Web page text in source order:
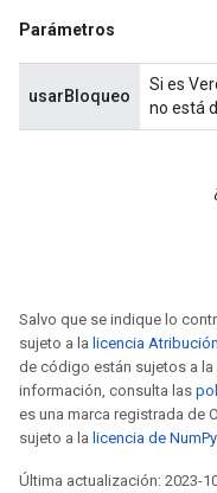
Parámetros
usarBloqueo
Si es
no está
Salvo que se indique lo
sujeto a la licencia
de código están sujetos a la
información, consulta las
es una marca registrada de
sujeto a la licencia de NumPy
Última actualización: 2023-